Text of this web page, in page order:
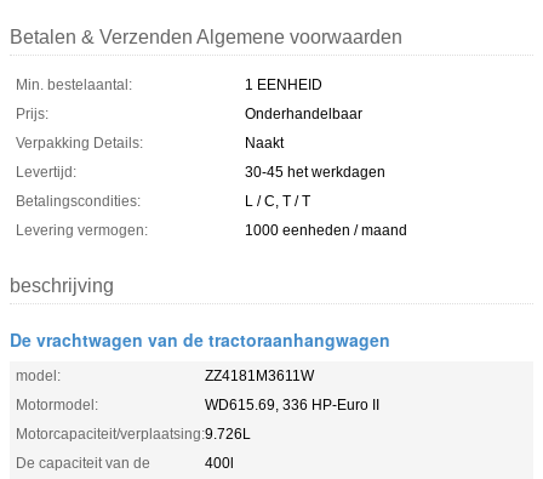
Betalen & Verzenden Algemene voorwaarden
Min. bestelaantal:
1 EENHEID
Prijs:
Onderhandelbaar
Verpakking Details:
Naakt
Levertijd:
30-45 het werkdagen
Betalingscondities:
L / C, T / T
Levering vermogen:
1000 eenheden / maand
beschrijving
De vrachtwagen van de tractoraanhangwagen
model:
ZZ4181M3611W
Motormodel:
WD615.69, 336 HP-Euro II
Motorcapaciteit/verplaatsing:9.726L
De capaciteit van de
400l